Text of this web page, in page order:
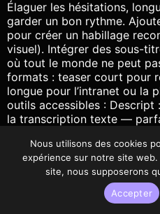
Élaguer les hésitations,
garder un bon rythme.
pour créer un habillage
visuel). Intégrer des sous-
où tout le monde ne peut
formats : teaser court pour
longue pour l’intranet ou la
outils accessibles :
la transcription texte —
avec sous-titrage
version allégée mais
pour centraliser toute la
postproduction, éviter les
mieux collaborer entre
Nous utilisons des cookies
expérience sur notre site
site, nous supposerons
Accepter